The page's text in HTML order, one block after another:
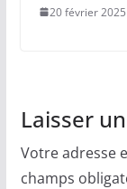
20 février 2025
Laisser
Votre adresse
champs